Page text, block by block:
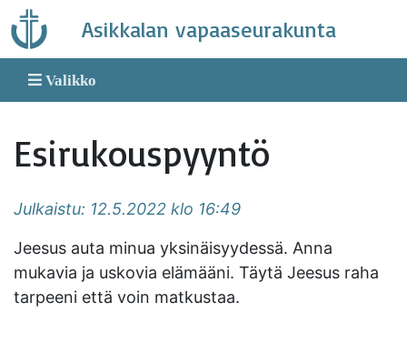
Skip
to
content
Asikkalan vapaaseurakunta
Valikko
Esirukouspyyntö
Julkaistu: 12.5.2022 klo 16:49
Jeesus auta minua yksinäisyydessä. Anna
mukavia ja uskovia elämääni. Täytä Jeesus raha
tarpeeni että voin matkustaa.